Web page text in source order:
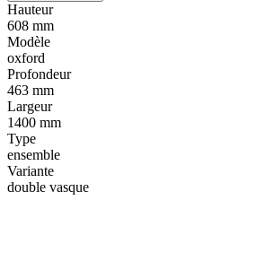
Hauteur
608 mm
Modèle
oxford
Profondeur
463 mm
Largeur
1400 mm
Type
ensemble
Variante
double vasque